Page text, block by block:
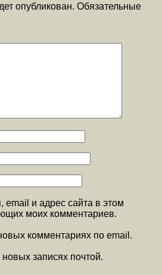
опубликован. Обязательные
и адрес сайта в этом
моих комментариев.
комментариях по email.
записях почтой.